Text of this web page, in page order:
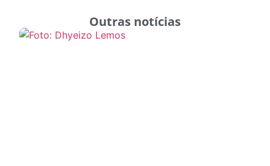
Outras notícias